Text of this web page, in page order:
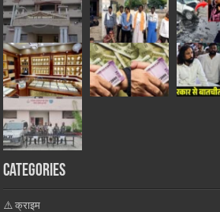
Categories
⚠️ क्राइम